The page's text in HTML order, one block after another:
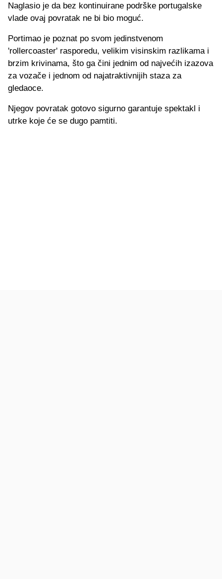
Naglasio je da bez kontinuirane podrške portugalske
vlade ovaj povratak ne bi bio moguć.
Portimao je poznat po svom jedinstvenom
'rollercoaster' rasporedu, velikim visinskim razlikama i
brzim krivinama, što ga čini jednim od najvećih izazova
za vozače i jednom od najatraktivnijih staza za
gledaoce.
Njegov povratak gotovo sigurno garantuje spektakl i
utrke koje će se dugo pamtiti.